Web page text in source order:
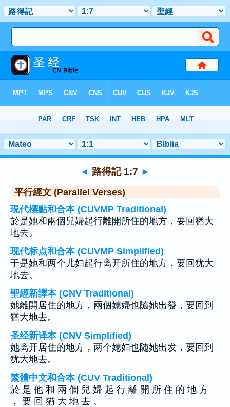
> 聖經金句 7
◄ 路得記 1:7 ►
平行經文 (Parallel Verses)
現代標點和合本 (CUVMP Traditional)
於是她和兩個兒婦起行離開所住的地方，要回猶大
地去。
现代标点和合本 (CUVMP Simplified)
于是她和两个儿妇起行离开所住的地方，要回犹大
地去。
聖經新譯本 (CNV Traditional)
她離開居住的地方，兩個媳婦也隨她出發，要回到
猶大地去。
圣经新译本 (CNV Simplified)
她离开居住的地方，两个媳妇也随她出发，要回到
犹大地去。
繁體中文和合本 (CUV Traditional)
於 是 他 和 兩 個 兒 婦 起 行 離 開 所 住 的 地 方
， 要 回 猶 大 地 去 。